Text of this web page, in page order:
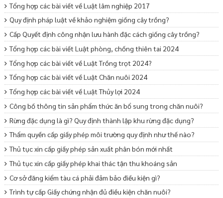
Tổng hợp các bài viết về Luật lâm nghiệp 2017
Quy định pháp luật về khảo nghiệm giống cây trồng?
Cấp Quyết định công nhận lưu hành đặc cách giống cây trồng?
Tổng hợp các bài viết Luật phòng, chống thiên tai 2024
Tổng hợp các bài viết về Luật Trồng trọt 2024?
Tổng hợp các bài viết về Luật Chăn nuôi 2024
Tổng hợp các bài viết về Luật Thủy lợi 2024
Công bố thông tin sản phẩm thức ăn bổ sung trong chăn nuôi?
Rừng đặc dụng là gì? Quy định thành lập khu rừng đặc dụng?
Thẩm quyền cấp giấy phép môi trường quy định như thế nào?
Thủ tục xin cấp giấy phép sản xuất phân bón mới nhất
Thủ tục xin cấp giấy phép khai thác tận thu khoáng sản
Cơ sở đăng kiểm tàu cá phải đảm bảo điều kiện gì?
Trình tự cấp Giấy chứng nhận đủ điều kiện chăn nuôi?